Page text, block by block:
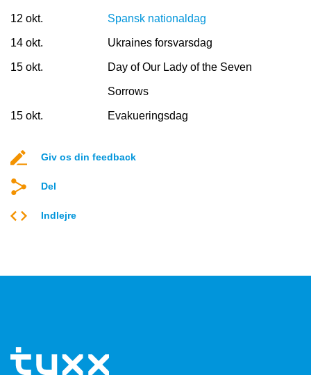
12 okt. Spansk nationaldag
14 okt. Ukraines forsvarsdag
15 okt. Day of Our Lady of the Seven
Sorrows
15 okt. Evakueringsdag
Giv os din feedback
Del
Indlejre